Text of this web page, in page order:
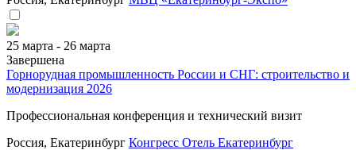
25 марта - 26 марта
Завершена
Горнорудная промышленность России и СНГ: строительство и
модернизация 2026
Профессиональная конференция и технический визит
Россия, Екатеринбург Конгресс Отель Екатеринбург